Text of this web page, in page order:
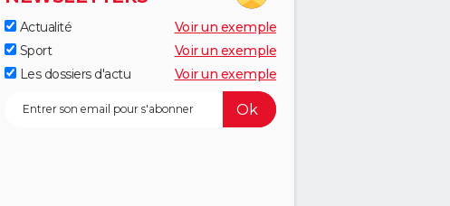
Actualité
Voir un exemple
Sport
Voir un exemple
Les dossiers d'actu
Voir un exemple